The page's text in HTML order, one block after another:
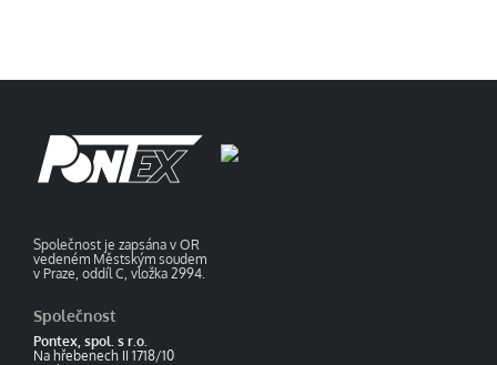
Společnost je zapsána v OR
vedeném Městským soudem
v Praze, oddíl C, vložka 2994.
Společnost
Pontex, spol. s r.o.
Na hřebenech II 1718/10